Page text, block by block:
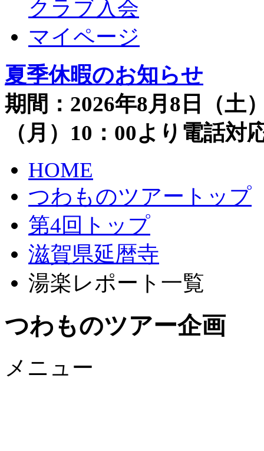
クラブ入会
マイページ
夏季休暇のお知らせ
期間：2026年8月8日（土
（月）10：00より電話
HOME
つわものツアートップ
第4回トップ
滋賀県延暦寺
湯楽レポート一覧
つわものツアー企画
メニュー